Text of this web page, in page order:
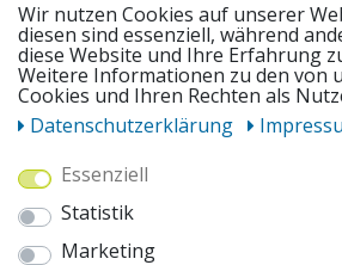
UNSERE ANGEBOTE
WIR VERSENDEN MIT
Wir nutzen Cookies auf unserer
diesen sind essenziell, während
diese Website und Ihre Erfahrung
Weitere Informationen zu den von
Cookies und Ihren Rechten als
Daten­schutz­erklärung
Essenziell
Statistik
Marketing